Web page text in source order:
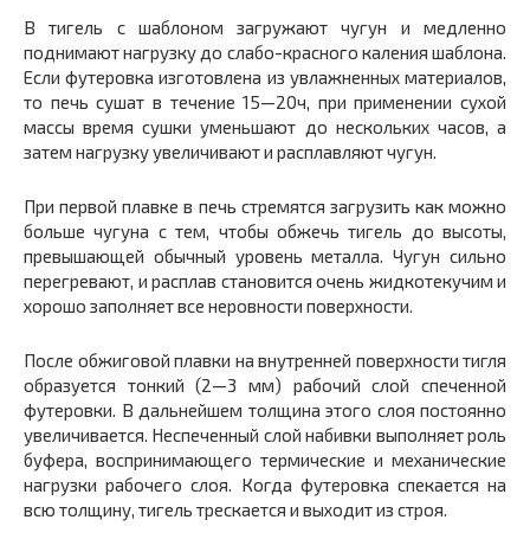
В тигель с шаблоном загружают чугун и медленно
поднимают нагрузку до слабо-красного каления шаблона.
Если футеровка изготовлена из увлажненных материалов,
то печь сушат в течение 15—20ч, при применении сухой
массы время сушки уменьшают до нескольких часов, а
затем нагрузку увеличивают и расплавляют чугун.
При первой плавке в печь стремятся загрузить как можно
больше чугуна с тем, чтобы обжечь тигель до высоты,
превышающей обычный уровень металла. Чугун сильно
перегревают, и расплав становится очень жидкотекучим и
хорошо заполняет все неровности поверхности.
После обжиговой плавки на внутренней поверхности тигля
образуется тонкий (2—3 мм) рабочий слой спеченной
футеровки. В дальнейшем толщина этого слоя постоянно
увеличивается. Неспеченный слой набивки выполняет роль
буфера, воспринимающего термические и механические
нагрузки рабочего слоя. Когда футеровка спекается на
всю толщину, тигель трескается и выходит из строя.